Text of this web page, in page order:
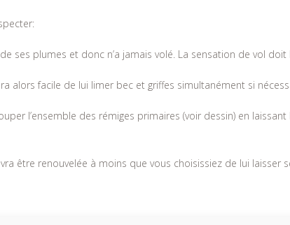
ses plumes et donc n’a jamais volé. La sensation de vol doit
alors facile de lui limer bec et griffes simultanément si
l’ensemble des rémiges primaires (voir dessin) en
être renouvelée à moins que vous choisissiez de lui laisser